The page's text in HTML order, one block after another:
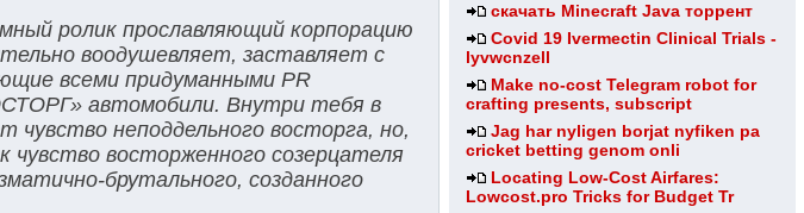
скачать Minecraft Java торрент
Covid 19 Ivermectin Clinical Trials -
lyvwcnzell
Make no-cost Telegram robot for
crafting presents, subscript
Jag har nyligen borjat nyfiken pa
cricket betting genom onli
Locating Low-Cost Airfares:
Lowcost.pro Tricks for Budget Tr
ролик прославляющий корпорацию
воодушевляет, заставляет с
всеми придуманными PR
автомобили. Внутри тебя в
неподдельного восторга, но,
чувство восторженного созерцателя
брутального, созданного